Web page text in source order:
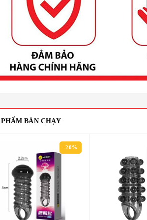
PHẨM BÁN CHẠY
-20%